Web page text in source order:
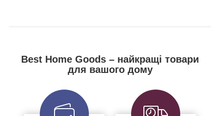
Best Home Goods – найкращі товари
для вашого дому